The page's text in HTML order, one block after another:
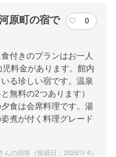
原町の宿で
0
付きのプランはお一人
料金があります。館内
る珍しい宿です。温泉
無料の2つあります）
食は会席料理です。湯
煮が付く料理グレード
んの回答（投稿日：2026/7/ 4）